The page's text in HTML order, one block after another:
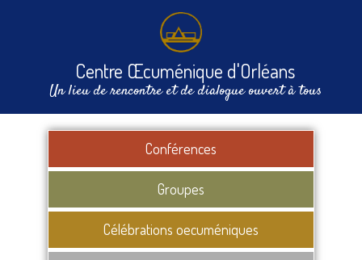
Centre Œcuménique d'Orléans
Un lieu de rencontre et de dialogue ouvert à tous
Conférences
Groupes
Célébrations oecuméniques